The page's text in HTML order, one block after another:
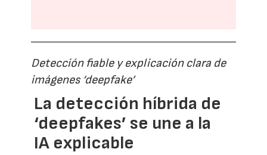
Detección fiable y explicación clara de
imágenes ‘deepfake’
La detección híbrida de
‘deepfakes’ se une a la
IA explicable